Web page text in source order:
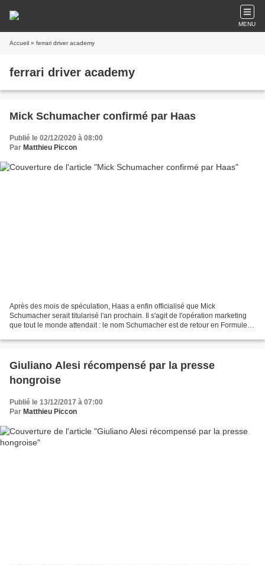
MENU
Accueil » ferrari driver academy
ferrari driver academy
Mick Schumacher confirmé par Haas
Publié le 02/12/2020 à 08:00
Par Matthieu Piccon
Après des mois de spéculation, Haas a enfin officialisé que Mick
Schumacher serait titularisé l'an prochain. Il s'agit de l'opération marketing
que tout le monde attendait : le nom Schumacher est de retour en Formule 1
Giuliano Alesi récompensé par la presse
hongroise
Publié le 13/12/2017 à 07:00
Par Matthieu Piccon